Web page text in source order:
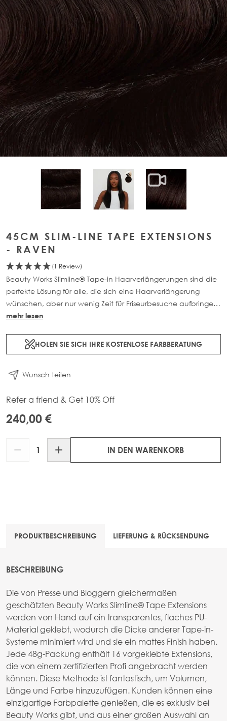
View larger imageView larger imageView larger
45CM SLIM-LINE TAPE EXTENSIONS
- RAVEN
(1 Review)
Beauty Works Slimline® Tape-in Haarverlängerungen sind die
perfekte Lösung für alle, die sich eine Haarverlängerung
wünschen, aber nur wenig Zeit für Friseurbesuche aufbringen
können.
mehr lesen
HOLEN SIE SICH IHRE KOSTENLOSE FARBBERATUNG
Wunsch teilen
Refer a friend & Get 10% Off
240,00 €
IN DEN WARENKORB
PRODUKTBESCHREIBUNG LIEFERUNG & RÜCKSENDUNG
BESCHREIBUNG
Die von Presse und Bloggern gleichermaßen
geschätzten Beauty Works Slimline® Tape Extensions
werden von Hand auf ein transparentes, flaches PU-
Material geklebt, wodurch die Dicke anderer Tape-in-
Systeme minimiert wird und sie ein mattes Finish haben.
Jede 48g-Packung enthält 16 vorgeklebte Extensions,
die von einem zertifizierten Profi angebracht werden
können. Diese Methode ist fantastisch, um Volumen,
Länge und Farbe hinzuzufügen. Kunden können eine
einzigartige Farbpalette genießen, die es exklusiv bei
Beauty Works gibt, und aus einer großen Auswahl an